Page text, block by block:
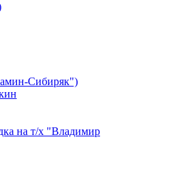
Сибиряк")
на т/х "Владимир